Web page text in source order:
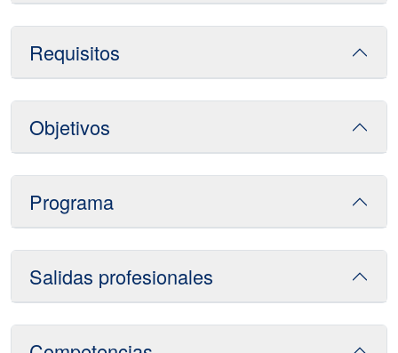
Requisitos
Objetivos
Programa
Salidas profesionales